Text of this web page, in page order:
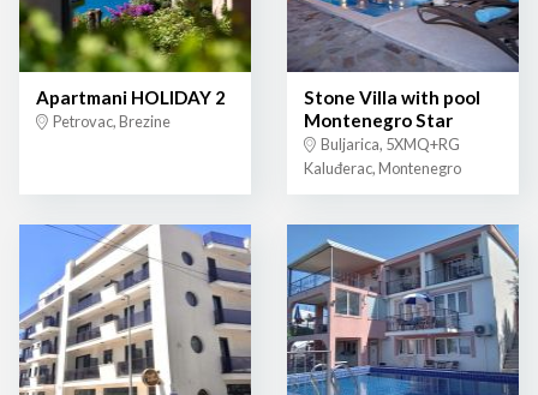
Apartmani HOLIDAY 2
Petrovac, Brezine
Stone Villa with pool
Montenegro Star
Buljarica, 5XMQ+RG
Kaluđerac, Montenegro